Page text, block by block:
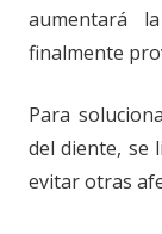
SolicitarCITA
aumentará
finalmente
Para
del diente, se
evitar otras